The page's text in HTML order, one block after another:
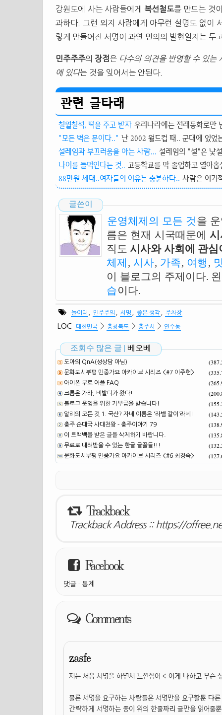
강원도에 사는 사람들에게 복선철도를 만드는 것
과하다. 그런 외지 사람에게 아무런 설명도 없이
렇게 만들어진 서명이 과연 민의의 발현일지는 두
민주주주의장점은 다수의 의견을 반영할 수 있는
에 있다는 것을 잊어서는 안된다.
관련 글타래
칠월칠석, 떡을 주고 받자 우리나라에는 전래동화로만
"모든 벽은 문이다.." 난 2002 월드컵 때.. 군대에 있었
설레임과 부끄러움을 아는 사람... 설레임의 "설"은 낯
나이를 들먹인다는 것.. 고등학교를 막 졸업하고 열아
88만원 세대..여자들의 이유는 충분하다.. 사람은 이기
글쓴이
운영체제의 모든 것 을
름은 현재 시국때문에
직도 시사와 사회에 관
체제 , 시사, 가족, 여행 ,
이 블로그의 주제이다.
습이다.
놀이터 민주주의 서명 좋은 생각 주차장
LOC 대한민국 > 충청북도 > 충주시 > 연수동
조회수 많은 글 | 베오베
도아의 QnA(성상담 아님)
문화도시부평 민중가요 아카이브 시리즈 <#7 이주헌>
아이폰 무료 어플 FAQ
크롬은 가라, 비발디가 왔다!
블로그 운영을 위한 기부금을 받습니다!
알리의 모든 것 1. 국산? 자네 이름은 '라벨 갈이'라네!
충주 순대국 사대천왕 - 충주이야기 79
이 트랙백을 받은 글을 삭제하기 바랍니다.
무료로 내려받을 수 있는 한글 글꼴들!!!
문화도시부평 민중가요 아카이브 시리즈 <#6 최경숙>
Trackback
Trackback Address :: https://
Facebook
댓글 · 통계
Comments
zasfe
저는 처음 서명을 하면서 느낀점이 < 이게 나하고 무슨
물론 서명을 요구하는 사람들은 서명만을 요구할뿐 다
간략하게 서명하는 종이 위의 한줄짜리 글만을 읽어줄